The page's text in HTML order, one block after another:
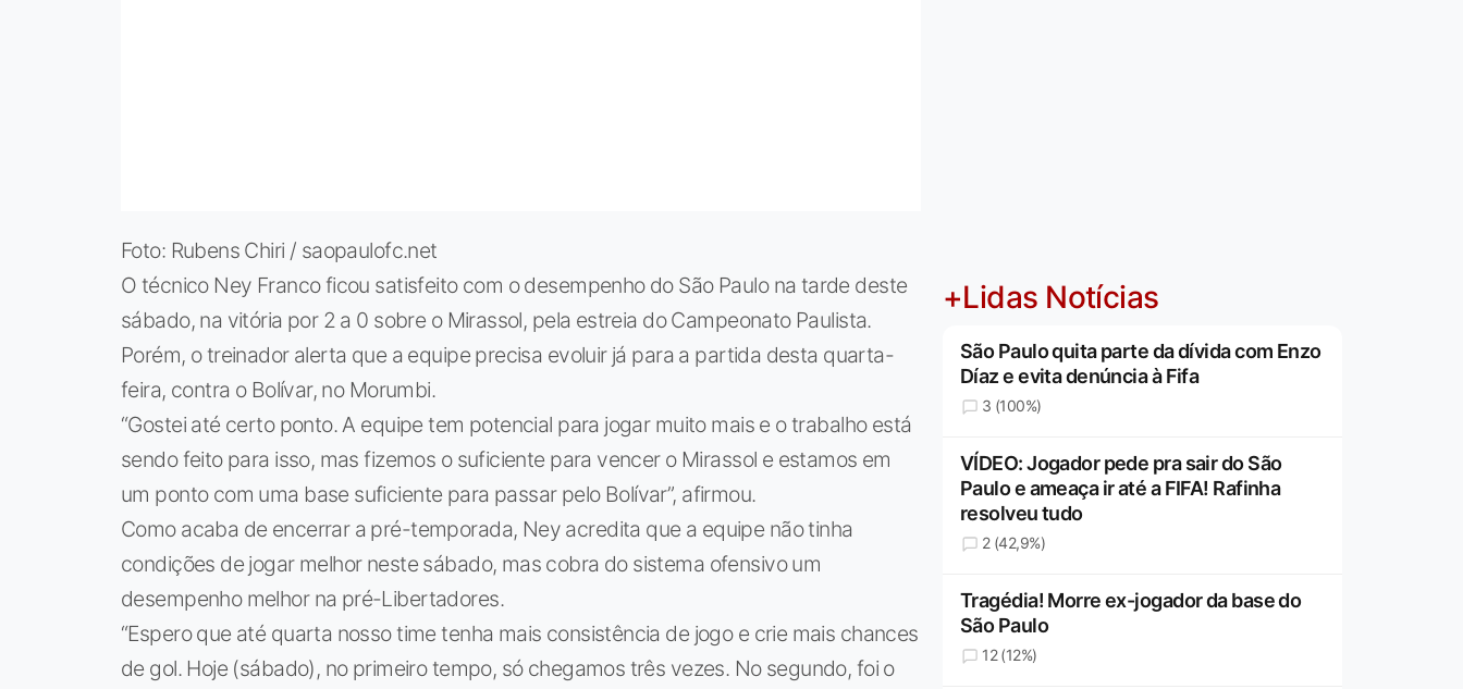
Foto: Rubens Chiri / saopaulofc.net
O técnico Ney Franco ficou satisfeito com o desempenho do São Paulo na tarde deste
sábado, na vitória por 2 a 0 sobre o Mirassol, pela estreia do Campeonato Paulista.
Porém, o treinador alerta que a equipe precisa evoluir já para a partida desta quarta-
feira, contra o Bolívar, no Morumbi.
“Gostei até certo ponto. A equipe tem potencial para jogar muito mais e o trabalho está
sendo feito para isso, mas fizemos o suficiente para vencer o Mirassol e estamos em
um ponto com uma base suficiente para passar pelo Bolívar”, afirmou.
Como acaba de encerrar a pré-temporada, Ney acredita que a equipe não tinha
condições de jogar melhor neste sábado, mas cobra do sistema ofensivo um
desempenho melhor na pré-Libertadores.
“Espero que até quarta nosso time tenha mais consistência de jogo e crie mais chances
de gol. Hoje (sábado), no primeiro tempo, só chegamos três vezes. No segundo, foi o
+Lidas Notícias
São Paulo quita parte da dívida com Enzo
Díaz e evita denúncia à Fifa
3 (100%)
VÍDEO: Jogador pede pra sair do São
Paulo e ameaça ir até a FIFA! Rafinha
resolveu tudo
2 (42,9%)
Tragédia! Morre ex-jogador da base do
São Paulo
12 (12%)